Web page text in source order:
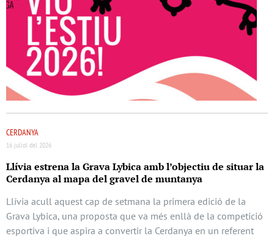
CERDANYA
16 juliol del 2026
Llívia estrena la Grava Lybica amb l’objectiu de situar la
Cerdanya al mapa del gravel de muntanya
Llívia acull aquest cap de setmana la primera edició de la
Grava Lybica, una proposta que va més enllà de la competició
esportiva i que aspira a convertir la Cerdanya en un referent